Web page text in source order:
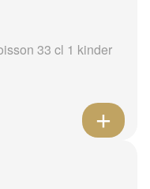
33 cl 1 kinder